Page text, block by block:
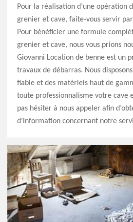
Pour la réalisation d’une opération
grenier et cave, faite-vous servir
Pour bénéficier une formule
grenier et cave, nous vous prions
Giovanni Location de benne est un
travaux de débarras. Nous
fiable et des matériels haut de
toute professionnalisme votre cave
pas hésiter à nous appeler afin
d’information concernant notre